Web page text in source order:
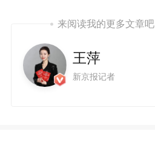
来阅读我的更多文章吧
王萍
新京报记者